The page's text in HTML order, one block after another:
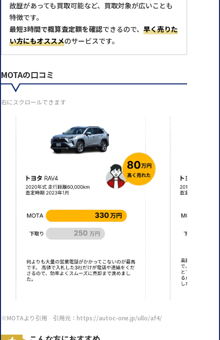
故歴があっても買取可能など、買取対象が広いことも
特徴です。
最短3時間で概算査定額を確認できるので、 早く売りた
い方にもオススメのサービスです。
MOTAの口コミ
右にスクロールできます
※MOTAより引用 引用元：https://autoc-one.jp/ullo/af4/